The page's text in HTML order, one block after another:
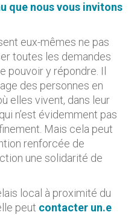
que nous vous invitons
eux-mêmes ne pas
toutes les demandes
pouvoir y répondre. Il
des personnes en
elles vivent, dans leur
n’est évidemment pas
Mais cela peut
renforcée de
une solidarité de
local à proximité du
peut contacter un.e